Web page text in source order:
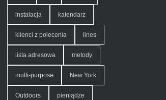
instalacja kalendarz
klienci z polecenia lines
lista adresowa metody
multi-purpose New York
Outdoors pieniądze